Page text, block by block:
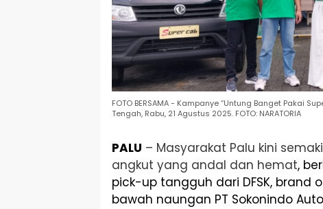
FOTO BERSAMA - Kampanye “Untung Banget Pakai
Tengah, Rabu, 21 Agustus 2025. FOTO: NARATORIA
PALU – Masyarakat Palu kini
angkut yang andal dan hemat,
pick-up tangguh dari DFSK,
bawah naungan PT Sokonindo